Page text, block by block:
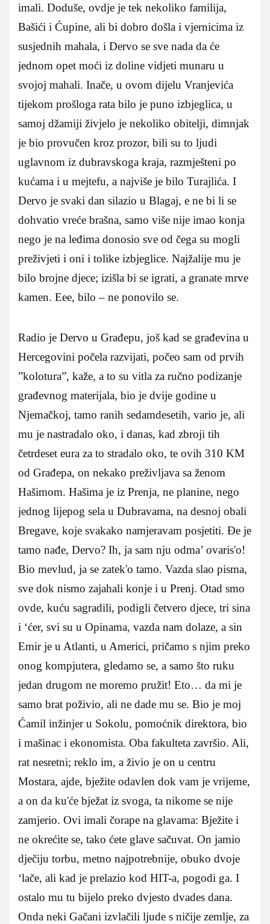
imali. Doduše, ovdje je tek nekoliko familija,
Bašići i Ćupine, ali bi dobro došla i vjernicima iz
susjednih mahala, i Dervo se sve nada da će
jednom opet moći iz doline vidjeti munaru u
svojoj mahali. Inače, u ovom dijelu Vranjevića
tijekom prošloga rata bilo je puno izbjeglica, u
samoj džamiji živjelo je nekoliko obitelji, dimnjak
je bio provučen kroz prozor, bili su to ljudi
uglavnom iz dubravskoga kraja, razmješteni po
kućama i u mejtefu, a najviše je bilo Turajlića. I
Dervo je svaki dan silazio u Blagaj, e ne bi li se
dohvatio vreće brašna, samo više nije imao konja
nego je na leđima donosio sve od čega su mogli
preživjeti i oni i tolike izbjeglice. Najžalije mu je
bilo brojne djece; izišla bi se igrati, a granate mrve
kamen. Eee, bilo – ne ponovilo se.
Radio je Dervo u Građepu, još kad se građevina u
Hercegovini počela razvijati, počeo sam od prvih
”kolotura”, kaže, a to su vitla za ručno podizanje
građevnog materijala, bio je dvije godine u
Njemačkoj, tamo ranih sedamdesetih, vario je, ali
mu je nastradalo oko, i danas, kad zbroji tih
četrdeset eura za to stradalo oko, te ovih 310 KM
od Građepa, on nekako preživljava sa ženom
Hašimom. Hašima je iz Prenja, ne planine, nego
jednog lijepog sela u Dubravama, na desnoj obali
Bregave, koje svakako namjeravam posjetiti. Đe je
tamo nađe, Dervo? Ih, ja sam nju odma’ ovaris'o!
Bio mevlud, ja se zatek'o tamo. Vazda slao pisma,
sve dok nismo zajahali konje i u Prenj. Otad smo
ovde, kuću sagradili, podigli četvero djece, tri sina
i ‘ćer, svi su u Opinama, vazda nam dolaze, a sin
Emir je u Atlanti, u Americi, pričamo s njim preko
onog kompjutera, gledamo se, a samo što ruku
jedan drugom ne moremo pružit! Eto… da mi je
samo brat poživio, ali ne dade mu se. Bio je moj
Ćamil inžinjer u Sokolu, pomoćnik direktora, bio
i mašinac i ekonomista. Oba fakulteta završio. Ali,
rat nesretni; reklo im, a živio je on u centru
Mostara, ajde, bježite odavlen dok vam je vrijeme,
a on da ku'će bježat iz svoga, ta nikome se nije
zamjerio. Ovi imali čorape na glavama: Bježite i
ne okrećite se, tako ćete glave sačuvat. On jamio
dječiju torbu, metno najpotrebnije, obuko dvoje
‘lače, ali kad je prelazio kod HIT-a, pogodi ga. I
ostalo mu tu bijelo preko dvjesto dvades dana.
Onda neki Gačani izvlačili ljude s ničije zemlje, za